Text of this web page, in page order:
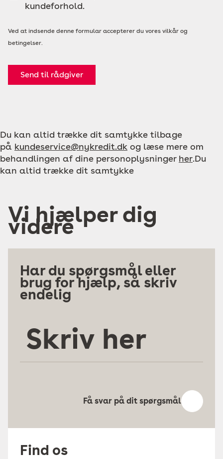
kundeforhold.
Ved at indsende denne formular accepterer du vores vilkår og
betingelser.
Send til rådgiver
Du kan altid trække dit samtykke tilbage
på kundeservice@nykredit.dk og læse mere om
behandlingen af dine personoplysninger her.Du
kan altid trække dit samtykke
Vi hjælper dig
videre
Har du spørgsmål eller
brug for hjælp, så skriv
endelig
her
Få svar på dit spørgsmål
Find os